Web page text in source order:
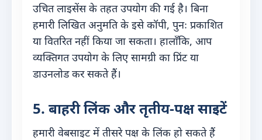
उचित लाइसेंस के तहत उपयोग की गई है। बिना
हमारी लिखित अनुमति के इसे कॉपी, पुनः प्रकाशित
या वितरित नहीं किया जा सकता। हालाँकि, आप
व्यक्तिगत उपयोग के लिए सामग्री का प्रिंट या
डाउनलोड कर सकते हैं।
5. बाहरी लिंक और तृतीय-पक्ष साइटें
हमारी वेबसाइट में तीसरे पक्ष के लिंक हो सकते हैं